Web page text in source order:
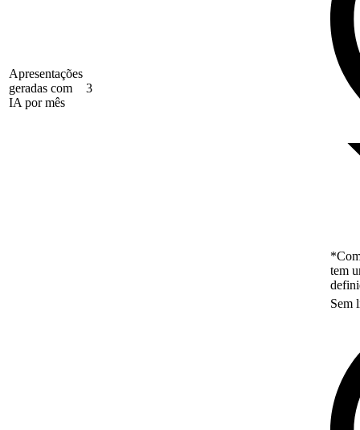
Apresentações
geradas com
IA por mês
3
tem
Sem